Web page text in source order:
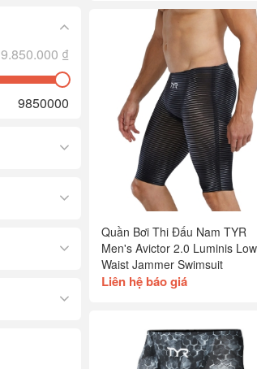
9.850.000 ₫
9850000
Quần Bơi Thi Đấu Nam TYR
Men's Avictor 2.0 Luminis Low
Waist Jammer Swimsuit
Liên hệ báo giá